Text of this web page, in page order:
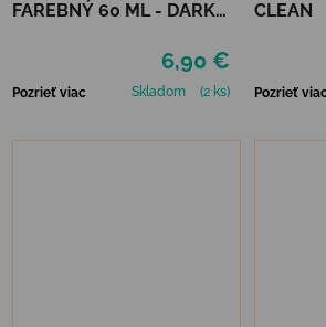
FAREBNÝ 60 ML - DARK
6,90 €
Pozrieť viac Skladom (2 ks)
CLEAN
Pozrieť